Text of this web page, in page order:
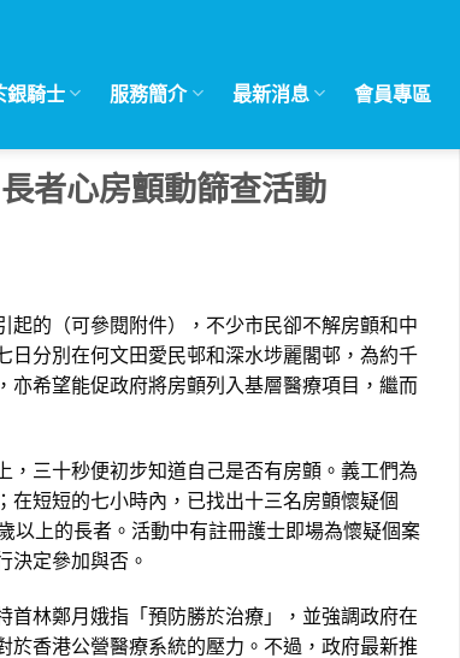
銀騎士 服務簡介 最新消息 會員專區
者心房顫動篩查活動
的（可參閱附件），不少市民卻不解房顫和中
日分別在何文田愛民邨和深水埗麗閣邨，為約千
希望能促政府將房顫列入基層醫療項目，繼而
三十秒便初步知道自己是否有房顫。義工們為
短短的七小時內，已找出十三名房顫懷疑個
以上的長者。活動中有註冊護士即場為懷疑個案
決定參加與否。
林鄭月娥指「預防勝於治療」，並強調政府在
香港公營醫療系統的壓力。不過，政府最新推